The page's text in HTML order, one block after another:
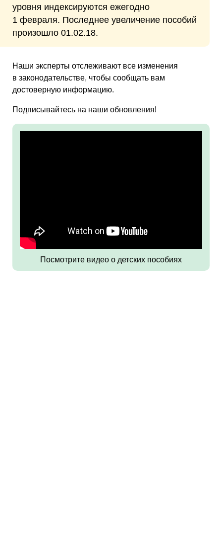
уровня индексируются ежегодно
1 февраля. Последнее увеличение пособий
произошло 01.02.18.
Наши эксперты отслеживают все изменения
в законодательстве, чтобы сообщать вам
достоверную информацию.
Подписывайтесь на наши обновления!
Посмотрите видео о детских пособиях